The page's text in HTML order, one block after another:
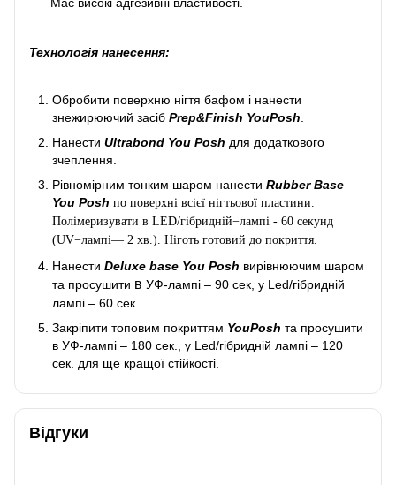
Технологія нанесення:
Обробити поверхню нігтя бафом і нанести
знежирюючий засіб Prep&Finish YouPosh
Нанести Ultrabond You Posh для додаткового
зчеплення.
Рівномірним тонким шаром нанести Rubber Base
You Posh по поверхні всієї нігтьової пластини.
Полімеризувати в LED/гібридній−лампі - 60 секунд
(UV−лампі— 2 хв.). Ніготь готовий до покриття.
Нанести Deluxe base You Posh вирівнюючим шаром
та просушити в УФ-лампі – 90 сек, у Led/гібридній
лампі – 60 сек.
Закріпити топовим покриттям YouPosh та просушити
в УФ-лампі – 180 сек., у Led/гібридній лампі – 120
сек. для ще кращої стійкості.
Відгуки